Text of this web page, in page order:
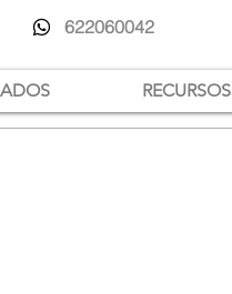
622060042
RECURSOS